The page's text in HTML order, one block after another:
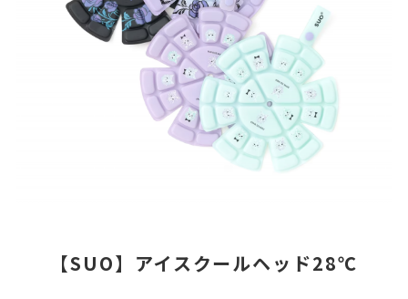
【SUO】アイスクールヘッド28℃